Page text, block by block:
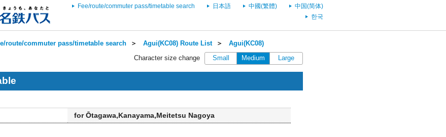
Fee/route/commuter pass/timetable search 日本語 中國(繁體)
中国(简体)
한국
route/commuter pass/timetable search ＞ Agui(KC08) Route List＞ Agui(KC08)
Character size change Small Medium Large
for Ōtagawa,Kanayama,Meitetsu Nagoya